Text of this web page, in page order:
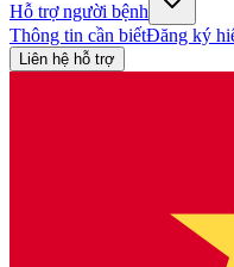
Hỗ trợ người bệnh
Thông tin cần biếtĐăng ký
Liên hệ hỗ trợ